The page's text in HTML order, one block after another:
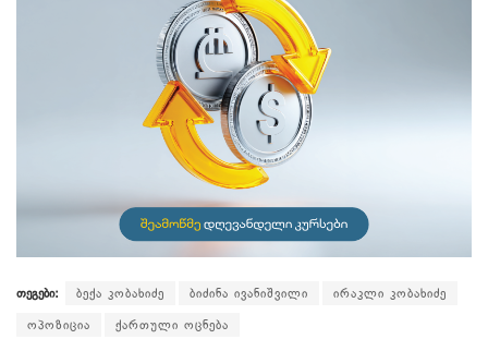
თეგები: ბექა კობახიძე ბიძინა ივანიშვილი ირაკლი კობახიძე
ოპოზიცია ქართული ოცნება